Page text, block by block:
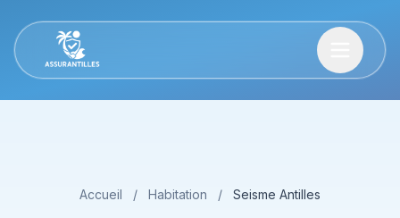
Accueil / Habitation / Seisme Antilles